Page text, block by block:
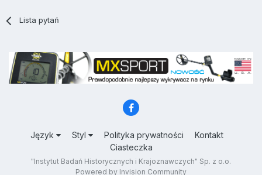
Lista pytań
Język Styl Polityka prywatności
Kontakt
Ciasteczka
"Instytut Badań Historycznych i Krajoznawczych" Sp. z o.o.
Powered by Invision Community